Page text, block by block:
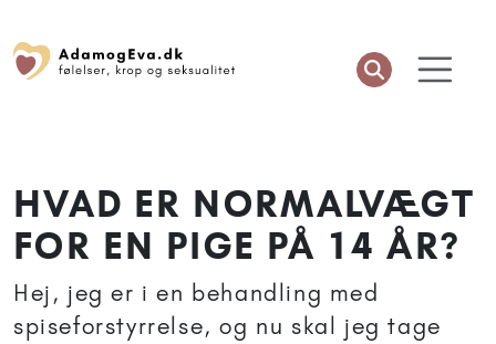
HVAD ER NORMALVÆGT
FOR EN PIGE PÅ 14 ÅR?
Hej, jeg er i en behandling med
spiseforstyrrelse, og nu skal jeg tage